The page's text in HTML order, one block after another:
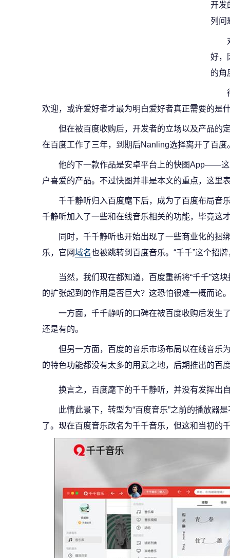
开发
列问
好，
的角
欢迎，或许爱好者才最为明白爱好者真正需要的是
但在被百度收购后，开发者的立场以及产品的
在百度工作了三年，到期后Nanling选择离开了百度
他的下一款作品是安卓平台上的快图App——
户喜爱的产品。不过快图并非是本文的重点，这里
千千静听归入百度麾下后，成为了百度布局音
千静听加入了一些和在线音乐相关的功能，毕竟这
同时，千千静听也开始出现了一些商业化的捆
乐，官网域名也被跳转到百度音乐。“千千”这个招
当然，我们现在都知道，百度重新将“千千”这
的扩张起到的作用是否巨大？这恐怕很难一概而论
一方面，千千静听的口碑在被百度收购后发生
还是有的。
但另一方面，百度的音乐市场布局以在线音乐
的特色功能都没有太多的用武之地，后期推出的百
换言之，百度麾下的千千静听，并没有发挥出
此情此景下，转型为“百度音乐”之前的播放器
了。现在百度音乐改名为千千音乐，但这和当初的